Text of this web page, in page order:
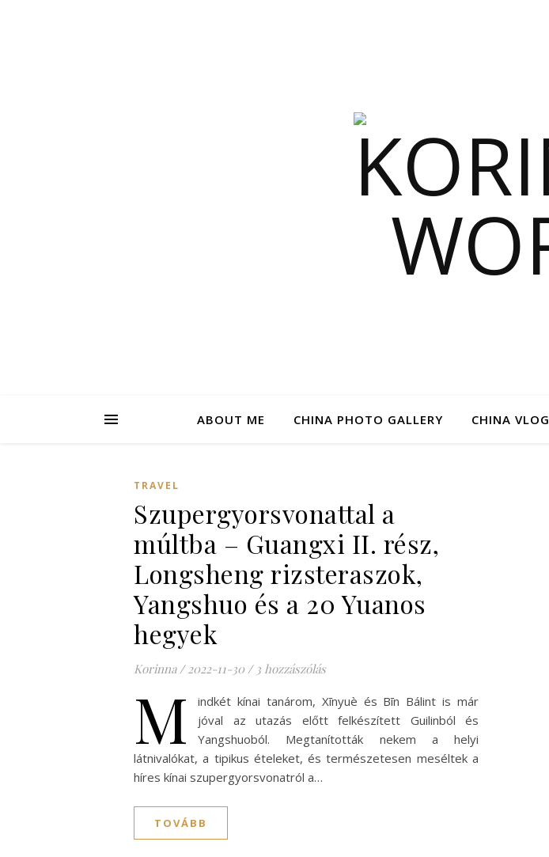
ABOUT ME CHINA PHOTO GALLERY CHINA VLOG
TRAVEL
Szupergyorsvonattal a
múltba – Guangxi II. rész,
Longsheng rizsteraszok,
Yangshuo és a 20 Yuanos
hegyek
Korinna / 2022-11-30 / 3 hozzászólás
M
indkét kínai tanárom, Xīnyuè és Bīn Bálint is már
jóval az utazás előtt felkészített Guilinból és
Yangshuoból. Megtanították nekem a helyi
látnivalókat, a tipikus ételeket, és természetesen meséltek a
híres kínai szupergyorsvonatról a…
TOVÁBB